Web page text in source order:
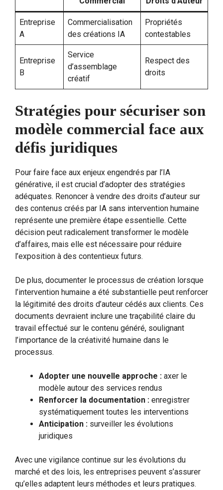
Entreprise
A
Commercialisation
des créations IA
Propriétés
contestables
Entreprise
B
Service
d’assemblage
créatif
Respect des
droits
Stratégies pour sécuriser son
modèle commercial face aux
défis juridiques
Pour faire face aux enjeux engendrés par l’IA
générative, il est crucial d’adopter des stratégies
adéquates. Renoncer à vendre des droits d’auteur sur
des contenus créés par IA sans intervention humaine
représente une première étape essentielle. Cette
décision peut radicalement transformer le modèle
d’affaires, mais elle est nécessaire pour réduire
l’exposition à des contentieux futurs.
De plus, documenter le processus de création lorsque
l’intervention humaine a été substantielle peut renforcer
la légitimité des droits d’auteur cédés aux clients. Ces
documents devraient inclure une traçabilité claire du
travail effectué sur le contenu généré, soulignant
l’importance de la créativité humaine dans le
processus.
Adopter une nouvelle approche : axer le
modèle autour des services rendus
Renforcer la documentation : enregistrer
systématiquement toutes les interventions
Anticipation : surveiller les évolutions
juridiques
Avec une vigilance continue sur les évolutions du
marché et des lois, les entreprises peuvent s’assurer
qu’elles adaptent leurs méthodes et leurs pratiques.